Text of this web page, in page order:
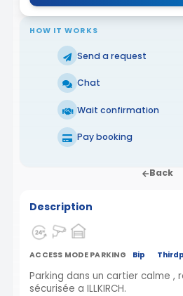
HOW IT WORKS
Send a request
Chat
Wait confirmation
Pay booking
Back
Description
ACCESS MODE PARKING Bip
Parking dans un cartier calme ,
sécurisée a ILLKIRCH.